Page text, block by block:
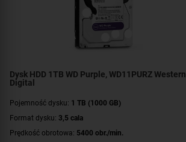
Dysk HDD 1TB WD Purple, WD11PURZ Western
Digital
Pojemność dysku: 1 TB (1000 GB)
Format dysku: 3,5 cala
Prędkość obrotowa: 5400 obr./min.